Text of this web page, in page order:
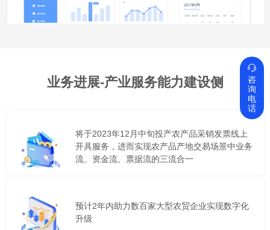
业务进展-产业服务能力建设侧
将于2023年12月中旬投产农产品采销发票线上
开具服务，进而实现农产品产地交易场景中业务
流、资金流、票据流的三流合一
预计2年内助力数百家大型农贸企业实现数字化
升级

咨
询
电
话